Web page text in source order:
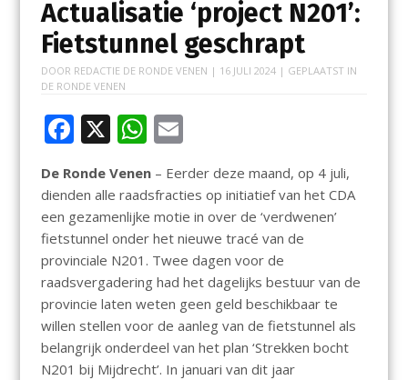
Actualisatie ‘project N201’:
Fietstunnel geschrapt
DOOR REDACTIE DE RONDE VENEN | 16 JULI 2024| GEPLAATST IN
DE RONDE VENEN
F
ac
e
b
o
o
k
X W
at
s
A
p
p
E
m
ai
l
De Ronde Venen – Eerder deze maand, op 4 juli,
dienden alle raadsfracties op initiatief van het CDA
een gezamenlijke motie in over de ‘verdwenen’
fietstunnel onder het nieuwe tracé van de
provinciale N201. Twee dagen voor de
raadsvergadering had het dagelijks bestuur van de
provincie laten weten geen geld beschikbaar te
willen stellen voor de aanleg van de fietstunnel als
belangrijk onderdeel van het plan ‘Strekken bocht
N201 bij Mijdrecht’. In januari van dit jaar